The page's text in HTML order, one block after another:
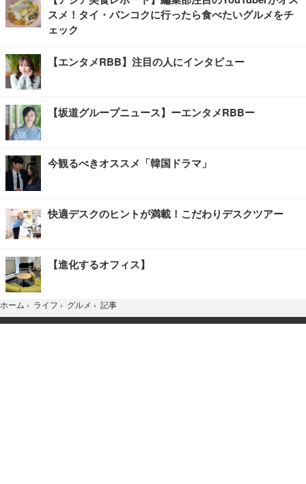
スメ！タイ・バンコクに行ったら食べたいグルメをチ
ェック
【エンタメRBB】注目の人にインタビュー
【坂道グループニュース】ーエンタメRBBー
今観るべきオススメ「韓国ドラマ」
快適デスクのヒントが満載！こだわりデスクツアー
【進化するオフィス】
ホーム › ライフ › グルメ › 記事